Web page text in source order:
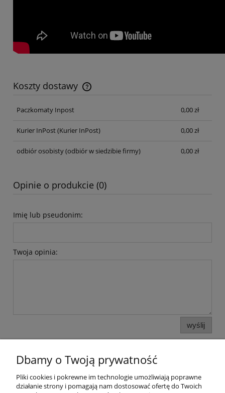
Koszty dostawy
Cena nie zawiera ewentualnych kosztów płatności
Paczkomaty Inpost
0,00 zł
Kurier InPost(Kurier InPost) 0,00 zł
odbiór osobisty(odbiór w siedzibie firmy) 0,00 zł
Opinie o produkcie (0)
Imię lub pseudonim:
Twoja opinia:
wyślij
Dbamy o Twoją prywatność
Pliki cookies i pokrewne im technologie umożliwiają poprawne
działanie strony i pomagają nam dostosować ofertę do Twoich